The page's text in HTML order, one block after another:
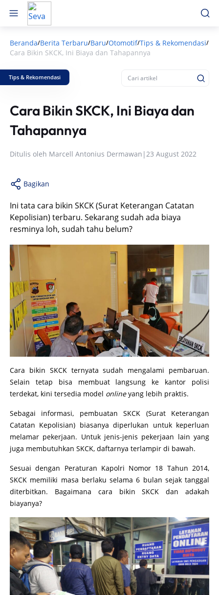
Beranda/Berita Terbaru/Baru/Otomotif/Tips & Rekomendasi/
Cara Bikin SKCK, Ini Biaya dan Tahapannya
Tips & Rekomendasi
Cara Bikin SKCK, Ini Biaya dan
Tahapannya
Ditulis oleh Marcell Antonius Dermawan |23 August 2022
Bagikan
Ini tata cara bikin SKCK (Surat Keterangan Catatan
Kepolisian) terbaru. Sekarang sudah ada biaya
resminya loh, sudah tahu belum?
Cara bikin SKCK ternyata sudah mengalami pembaruan.
Selain tetap bisa membuat langsung ke kantor polisi
terdekat, kini tersedia model onlineyang lebih praktis.
Sebagai informasi, pembuatan SKCK (Surat Keterangan
Catatan Kepolisian) biasanya diperlukan untuk keperluan
melamar pekerjaan. Untuk jenis-jenis pekerjaan lain yang
juga membutuhkan SKCK, daftarnya terlampir di bawah.
Sesuai dengan Peraturan Kapolri Nomor 18 Tahun 2014,
SKCK memiliki masa berlaku selama 6 bulan sejak tanggal
diterbitkan. Bagaimana cara bikin SKCK dan adakah
biayanya?